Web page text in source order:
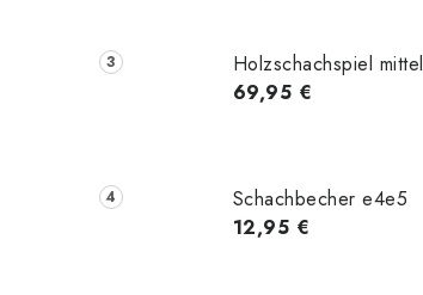
Holzschachspiel mittel
69,95 €
Schachbecher e4e5
12,95 €